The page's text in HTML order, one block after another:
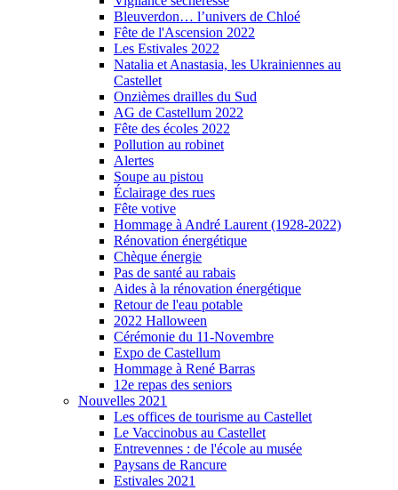
Bleuverdon… l’univers de Chloé
Fête de l'Ascension 2022
Les Estivales 2022
Natalia et Anastasia, les Ukrainiennes au
Castellet
Onzièmes drailles du Sud
AG de Castellum 2022
Fête des écoles 2022
Pollution au robinet
Alertes
Soupe au pistou
Éclairage des rues
Fête votive
Hommage à André Laurent (1928-2022)
Rénovation énergétique
Chèque énergie
Pas de santé au rabais
Aides à la rénovation énergétique
Retour de l'eau potable
2022 Halloween
Cérémonie du 11-Novembre
Expo de Castellum
Hommage à René Barras
12e repas des seniors
Nouvelles 2021
Les offices de tourisme au Castellet
Le Vaccinobus au Castellet
Entrevennes : de l'école au musée
Paysans de Rancure
Estivales 2021